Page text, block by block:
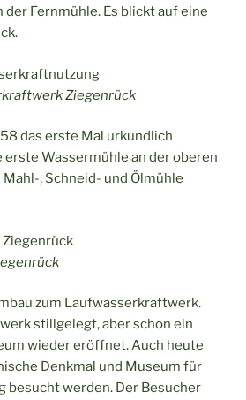
Fernmühle. Es blickt auf eine
Ziegenrück
das erste Mal urkundlich
erste Wassermühle an der oberen
Mahl-, Schneid- und Ölmühle
zum Laufwasserkraftwerk.
stillgelegt, aber schon ein
wieder eröffnet. Auch heute
Denkmal und Museum für
besucht werden. Der Besucher